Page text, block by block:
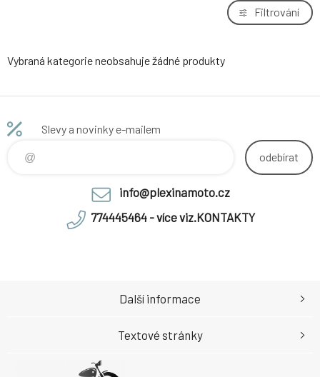
Filtrování
Vybraná kategorie neobsahuje žádné produkty
Slevy a novinky e-mailem
odebírat
info@plexinamoto.cz
774445464 - více viz.KONTAKTY
Další informace
Textové stránky